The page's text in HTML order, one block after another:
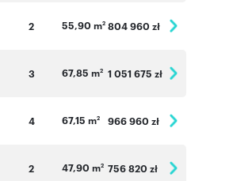
2 55,90 m2 804 960 zł
3 67,85 m2 1 051 675 zł
4 67,15 m2 966 960 zł
2 47,90 m2 756 820 zł